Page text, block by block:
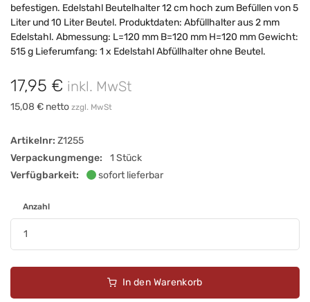
befestigen. Edelstahl Beutelhalter 12 cm hoch zum Befüllen von 5
Liter und 10 Liter Beutel. Produktdaten: Abfüllhalter aus 2 mm
Edelstahl. Abmessung: L=120 mm B=120 mm H=120 mm Gewicht:
515 g Lieferumfang: 1 x Edelstahl Abfüllhalter ohne Beutel.
17,95 € inkl. MwSt
15,08 € netto zzgl. MwSt
Artikelnr: Z1255
Verpackungmenge:
1 Stück
Verfügbarkeit:
sofort lieferbar
Anzahl
In den Warenkorb